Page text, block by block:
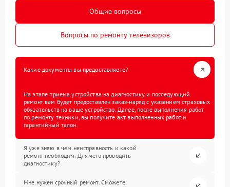
Общие вопросы
Вопросы по ремонту телевизоров
Какие документы вы предоставляете?
На этапе приема устройства на диагностику и последующий
ремонт вам будет предоставлен заказ-наряд с указанием страховых
обязательств на ваше устройство. Далее, после выполнения работ
по ремонту техники, вы получите акт выполненных работ и
гарантийный талон.
Я уже знаю в чем неисправность и какой
ремонт необходим. Для чего проводить
диагностику?
Мне нужен срочный ремонт. Сможете